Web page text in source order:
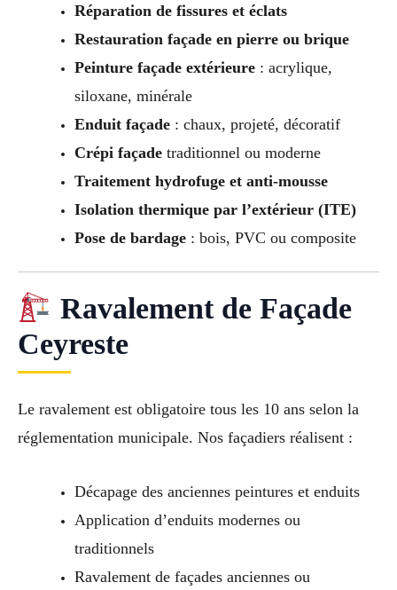
Réparation de fissures et éclats
Restauration façade en pierre ou brique
Peinture façade extérieure: acrylique,
siloxane, minérale
Enduit façade: chaux, projeté, décoratif
Crépi façadetraditionnel ou moderne
Traitement hydrofuge et anti-mousse
Isolation thermique par l’extérieur (ITE)
Pose de bardage: bois, PVC ou composite
Ravalement de Façade
Ceyreste
Le ravalement est obligatoire tous les 10 ans selon la
réglementation municipale. Nos façadiers réalisent :
Décapage des anciennes peintures et enduits
Application d’enduits modernes ou
traditionnels
Ravalement de façades anciennes ou